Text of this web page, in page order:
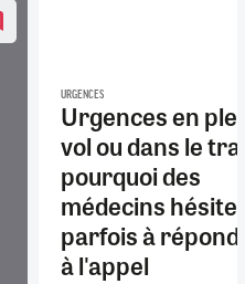
URGENCES
Urgences en
vol ou dans le
pourquoi des
médecins
parfois à
à l'appel